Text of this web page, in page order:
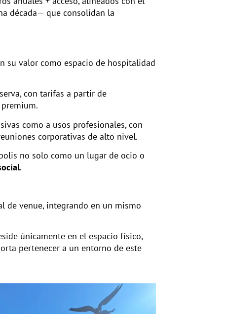
década— que consolidan la
su valor como espacio de hospitalidad
con tarifas a partir de
como a usos profesionales, con
corporativas de alto nivel.
no solo como un lugar de ocio o
.
de venue, integrando en un mismo
únicamente en el espacio físico,
pertenecer a un entorno de este